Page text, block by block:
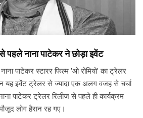
पहले नाना पाटेकर ने छोड़ा इवेंट
पाटेकर स्टारर फिल्म 'ओ रोमियो' का ट्रेलर
यह इवेंट ट्रेलर से ज्यादा एक अलग वजह से चर्चा
पाटेकर ट्रेलर रिलीज से पहले ही कार्यक्रम
लोग हैरान रह गए।